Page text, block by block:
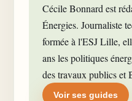
Cécile Bonnard est
Énergies. Journaliste
formée à l'ESJ Lille,
ans les politiques
des travaux publics et
Voir ses guides